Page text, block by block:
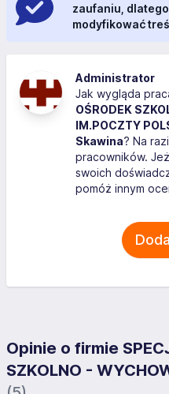
zaufaniu,
modyfikować
Administrator
Jak wygląda
OŚRODEK
IM.POCZTY
Skawina? Na
pracowników.
swoich
pomóż innym
Opinie o firmie
SZKOLNO -